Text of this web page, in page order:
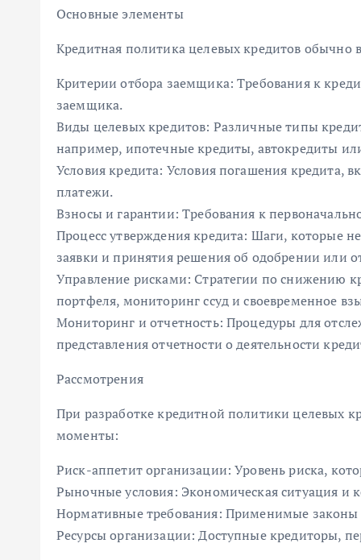
Основные элементы
Кредитная политика целевых кредитов
Критерии отбора заемщика: Требования к
заемщика.
Виды целевых кредитов: Различные типы
например, ипотечные кредиты, автокредиты
Условия кредита: Условия погашения кредита,
платежи.
Взносы и гарантии: Требования к
Процесс утверждения кредита: Шаги, которые
заявки и принятия решения об одобрении или
Управление рисками: Стратегии по снижению
портфеля, мониторинг ссуд и своевременное
Мониторинг и отчетность: Процедуры для
представления отчетности о деятельности
Рассмотрения
При разработке кредитной политики целевых
моменты:
Риск-аппетит организации: Уровень риска,
Рыночные условия: Экономическая ситуация и
Нормативные требования: Применимые
Ресурсы организации: Доступные кредиторы,